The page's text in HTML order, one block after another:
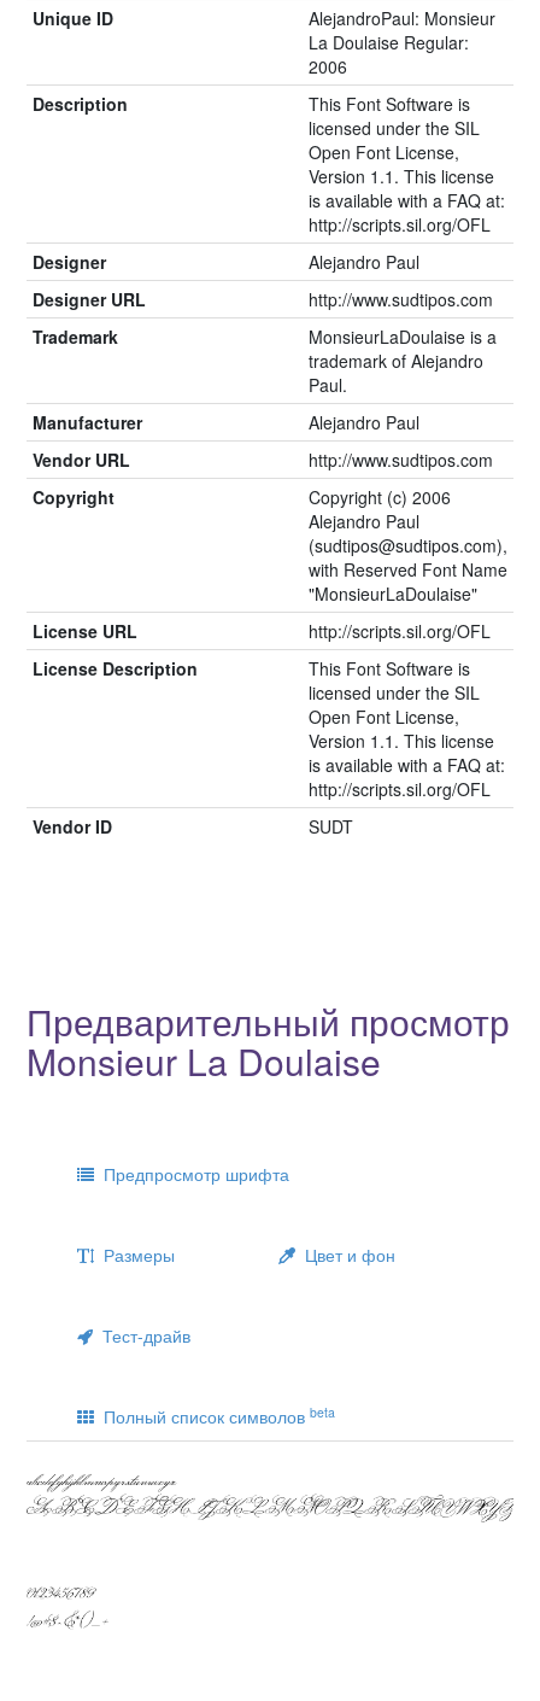
Unique ID
AlejandroPaul: Monsieur
La Doulaise Regular:
2006
Description
This Font Software is
licensed under the SIL
Open Font License,
Version 1.1. This license
is available with a FAQ at:
http://scripts.sil.org/OFL
Designer
Alejandro Paul
Designer URL
http://www.sudtipos.com
Trademark
MonsieurLaDoulaise is a
trademark of Alejandro
Paul.
Manufacturer
Alejandro Paul
Vendor URL
http://www.sudtipos.com
Copyright
Copyright (c) 2006
Alejandro Paul
(sudtipos@sudtipos.com),
with Reserved Font Name
"MonsieurLaDoulaise"
License URL
http://scripts.sil.org/OFL
License Description
This Font Software is
licensed under the SIL
Open Font License,
Version 1.1. This license
is available with a FAQ at:
http://scripts.sil.org/OFL
Vendor ID
SUDT
Предварительный просмотр
Monsieur La Doulaise
Предпросмотр шрифта
Размеры Цвет и фон
Тест-драйв
Полный список символов beta